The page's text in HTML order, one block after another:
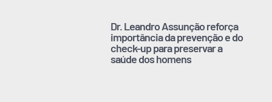
Dr. Leandro Assunção reforça
importância da prevenção e do
check-up para preservar a
saúde dos homens